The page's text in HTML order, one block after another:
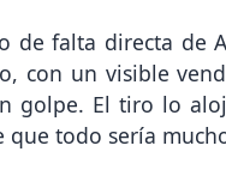
de falta directa de
con un visible
golpe. El tiro lo
que todo sería